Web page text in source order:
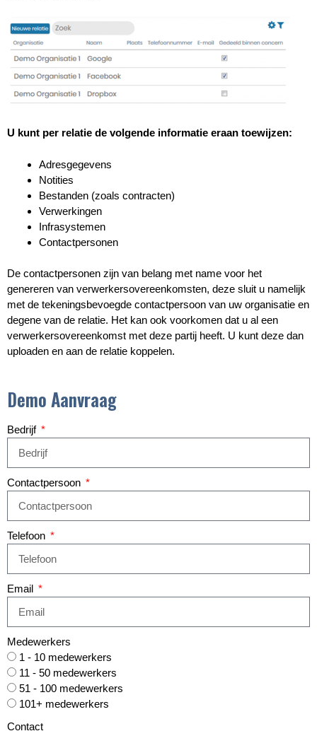
U kunt per relatie de volgende informatie eraan toewijzen:
Adresgegevens
Notities
Bestanden (zoals contracten)
Verwerkingen
Infrasystemen
Contactpersonen
De contactpersonen zijn van belang met name voor het
genereren van verwerkersovereenkomsten, deze sluit u namelijk
met de tekeningsbevoegde contactpersoon van uw organisatie en
degene van de relatie. Het kan ook voorkomen dat u al een
verwerkersovereenkomst met deze partij heeft. U kunt deze dan
uploaden en aan de relatie koppelen.
Demo Aanvraag
Bedrijf
Contactpersoon
Telefoon
Email
Medewerkers
1 - 10 medewerkers
11 - 50 medewerkers
51 - 100 medewerkers
101+ medewerkers
Contact